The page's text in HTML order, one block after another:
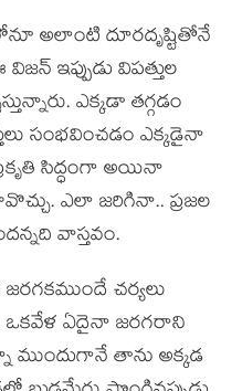
అలాంటి దూర‌దృష్టితోనే
ఇప్పుడు విప‌త్తుల
ఎక్క‌డా త‌గ్గ‌డం
సంభ‌వించ‌డం ఎక్క‌డైనా
సిద్ధంగా అయినా
ఎలా జ‌రిగినా.. ప్ర‌జ‌ల
వాస్త‌వం.
చ‌ర్య‌లు
ఒక‌వేళ ఏదైనా జ‌ర‌గ‌రాని
ముందుగానే తాను అక్క‌డ